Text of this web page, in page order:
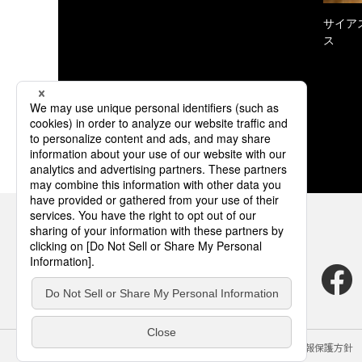
サイア
ス
サイトのご利用にあたって クッキーポリシー 個人情報保護方針